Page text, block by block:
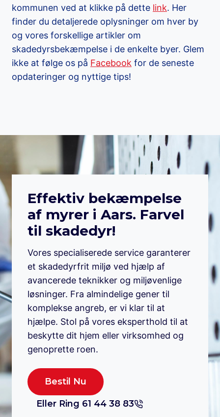
kommunen ved at klikke på dette link. Her
finder du detaljerede oplysninger om hver by
og vores forskellige artikler om
skadedyrsbekæmpelse i de enkelte byer. Glem
ikke at følge os på Facebook for de seneste
opdateringer og nyttige tips!
Effektiv bekæmpelse
af myrer i Aars. Farvel
til skadedyr!
Vores specialiserede service garanterer
et skadedyrfrit miljø ved hjælp af
avancerede teknikker og miljøvenlige
løsninger. Fra almindelige gener til
komplekse angreb, er vi klar til at
hjælpe. Stol på vores eksperthold til at
beskytte dit hjem eller virksomhed og
genoprette roen.
Bestil Nu
Eller Ring 61 44 38 83